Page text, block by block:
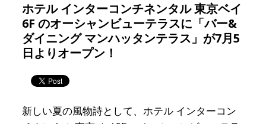
ホテル インターコンチネンタル 東京ベイ
6F のオーシャンビューテラスに「バー&
ダイニング マンハッタンテラス」が7月5
日よりオープン！
新しい夏の風物詩として、ホテル インターコン